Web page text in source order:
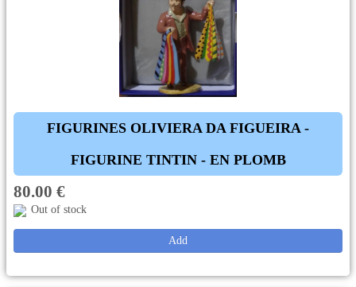
FIGURINES OLIVIERA DA FIGUEIRA -
FIGURINE TINTIN - EN PLOMB
80.00 €
Out of stock
Add